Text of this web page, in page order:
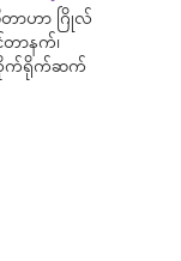
တာဟာ ဂြိုလ်
ာနက်၊
က်ရိုက်ဆက်